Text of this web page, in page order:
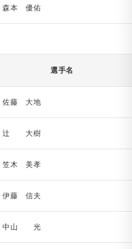
森本 優佑
選手名
佐藤 大地
辻 大樹
笠木 美孝
伊藤 信夫
中山 光